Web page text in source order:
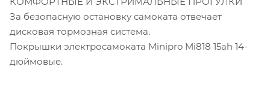
За безопасную остановку самоката отвечает
дисковая тормозная система.
Покрышки электросамоката Minipro Mi818 15ah 14-
дюймовые.